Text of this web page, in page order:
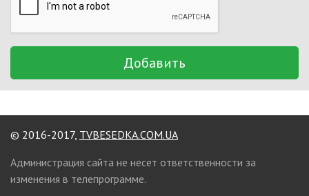
Добавить
© 2016-2017, TVBESEDKA.COM.UA
Администрация сайта не несет ответственности за
изменения в телепрограмме.